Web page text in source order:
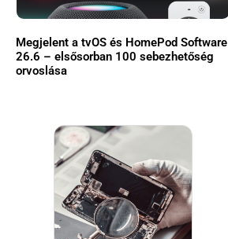
Megjelent a tvOS és HomePod Software
26.6 – elsősorban 100 sebezhetőség
orvoslása